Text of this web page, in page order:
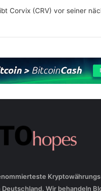
Corvix (CRV) vor seiner
Wir behandeln